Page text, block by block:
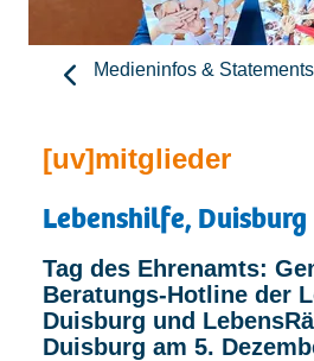
[uv]campus |
Verband
Kontakt
Medieninfos & Statements
[uv]mitglieder
Lebenshilfe, Duisburg
Tag des Ehrenamts:
Beratungs-Hotline der
Duisburg und
Duisburg am 5.